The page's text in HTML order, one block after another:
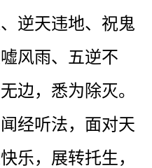
逆天违地、祝鬼
风雨、五逆不
边，悉为除灭。
经听法，面对天
乐，展转托生，